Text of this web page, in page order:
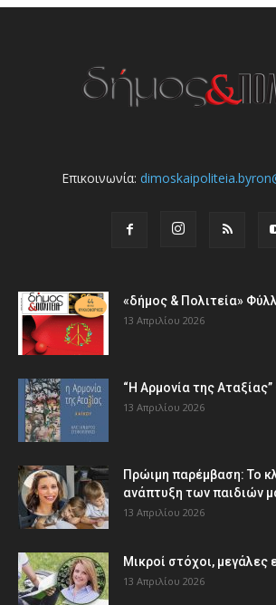
Επικοινωνία:
«δήμος & Πολιτεία»
13 Απριλίου 2026
“Η Αρμονία της
13 Απριλίου 2026
Πρώιμη παρέμβαση: Το
ανάπτυξη των παιδιών
13 Απριλίου 2026
Μικροί στόχοι, μεγάλες
13 Απριλίου 2026